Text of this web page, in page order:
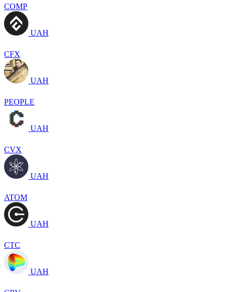
COMP
UAH
CFX
UAH
PEOPLE
UAH
CVX
UAH
ATOM
UAH
CTC
UAH